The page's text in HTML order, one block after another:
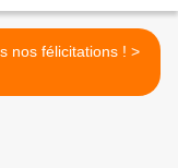
Toutes nos félicitations ! >